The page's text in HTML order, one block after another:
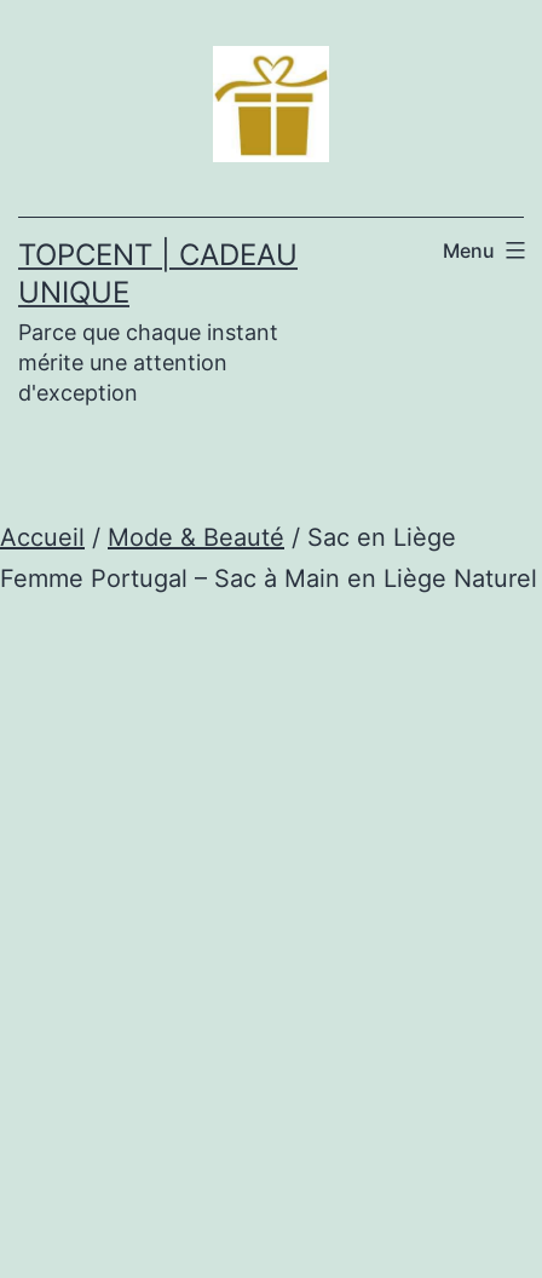
TOPCENT | CADEAU
UNIQUE
Parce que chaque instant
mérite une attention
d'exception
Menu
Accueil / Mode & Beauté / Sac en Liège
Femme Portugal – Sac à Main en Liège Naturel